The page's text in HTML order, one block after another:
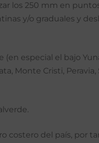
los 250 mm en
y/o graduales y
(en especial el bajo
Monte Cristi, Peravia,
costero del país, por